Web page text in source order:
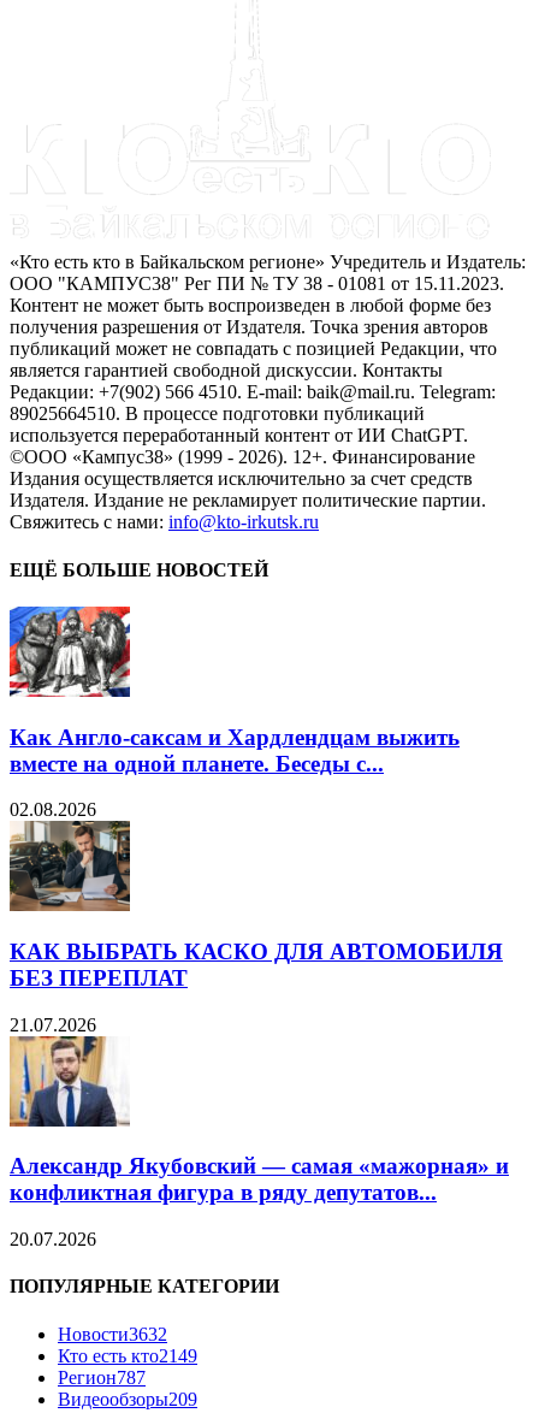
«Кто есть кто в Байкальском регионе» Учредитель и Издатель:
ООО "КАМПУС38" Рег ПИ № ТУ 38 - 01081 от 15.11.2023.
Контент не может быть воспроизведен в любой форме без
получения разрешения от Издателя. Точка зрения авторов
публикаций может не совпадать с позицией Редакции, что
является гарантией свободной дискуссии. Контакты
Редакции: +7(902) 566 4510. E-mail: baik@mail.ru. Telegram:
89025664510. В процессе подготовки публикаций
используется переработанный контент от ИИ ChatGPT.
©ООО «Кампус38» (1999 - 2026). 12+. Финансирование
Издания осуществляется исключительно за счет средств
Издателя. Издание не рекламирует политические партии.
Свяжитесь с нами: info@kto-irkutsk.ru
ЕЩЁ БОЛЬШЕ НОВОСТЕЙ
Как Англо-саксам и Хардлендцам выжить
вместе на одной планете. Беседы с...
02.08.2026
КАК ВЫБРАТЬ КАСКО ДЛЯ АВТОМОБИЛЯ
БЕЗ ПЕРЕПЛАТ
21.07.2026
Александр Якубовский — самая «мажорная» и
конфликтная фигура в ряду депутатов...
20.07.2026
ПОПУЛЯРНЫЕ КАТЕГОРИИ
Новости3632
Кто есть кто2149
Регион787
Видеообзоры209